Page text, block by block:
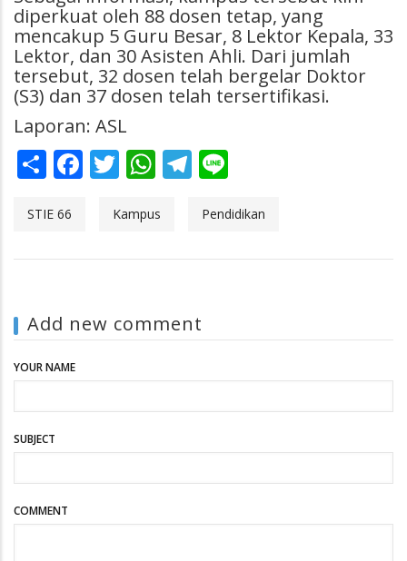
diperkuat oleh 88 dosen tetap, yang
mencakup 5 Guru Besar, 8 Lektor Kepala, 33
Lektor, dan 30 Asisten Ahli. Dari jumlah
tersebut, 32 dosen telah bergelar Doktor
(S3) dan 37 dosen telah tersertifikasi.
Laporan: ASL
ShareFacebook
Twitter
WhatsApp
Telegram
STIE 66 Kampus Pendidikan
Add new comment
YOUR NAME
SUBJECT
COMMENT